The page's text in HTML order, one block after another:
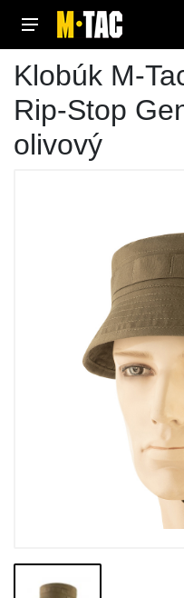
Klobúk M-
Rip-Stop
olivový